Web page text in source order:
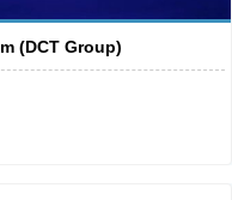
(DCT Group)